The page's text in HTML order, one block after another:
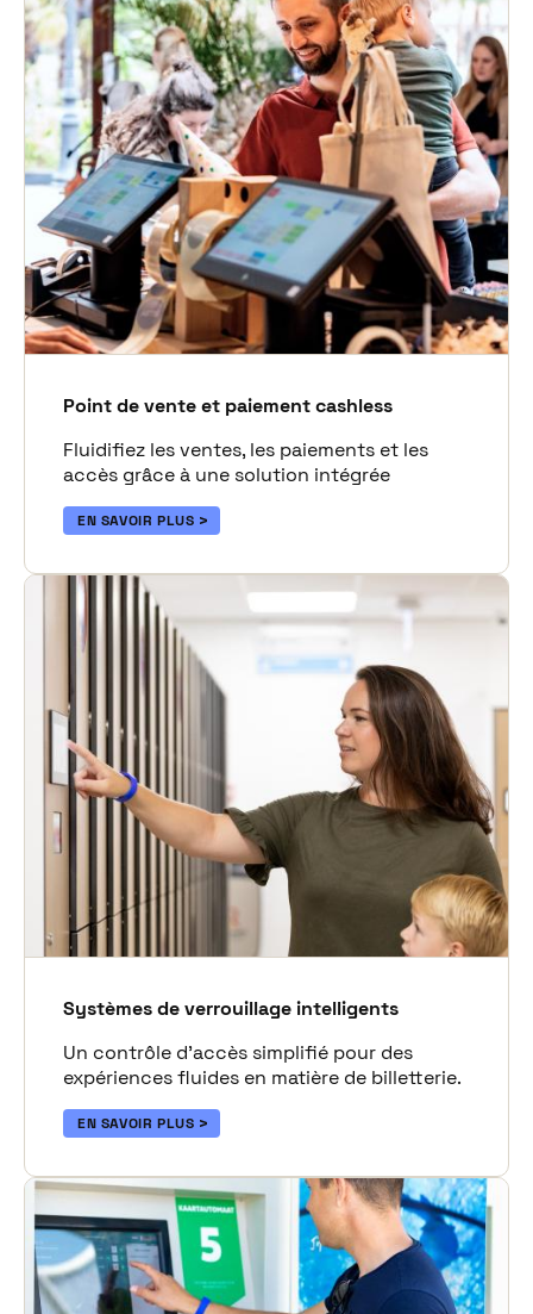
Point de vente et paiement cashless
Fluidifiez les ventes, les paiements et les
accès grâce à une solution intégrée
EN SAVOIR PLUS
Systèmes de verrouillage intelligents
Un contrôle d’accès simplifié pour des
expériences fluides en matière de billetterie.
EN SAVOIR PLUS